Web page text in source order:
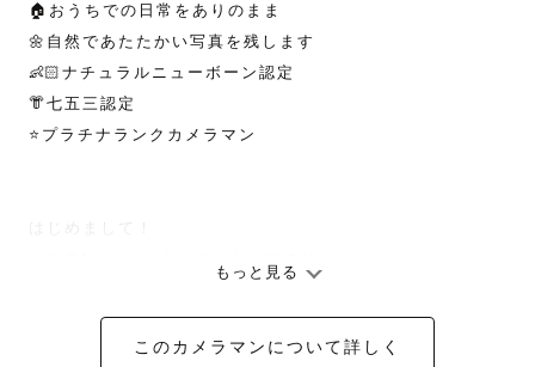
🏠おうちでの日常をありのまま
🌼自然であたたかい写真を残します
👶🏻ナチュラルニューボーン認定
👘七五三認定
⭐️プラチナランクカメラマン
平日は会社員のため、撮影は基本的に
土日祝でお願いしております。
もっと見る
このカメラマンについて詳しく